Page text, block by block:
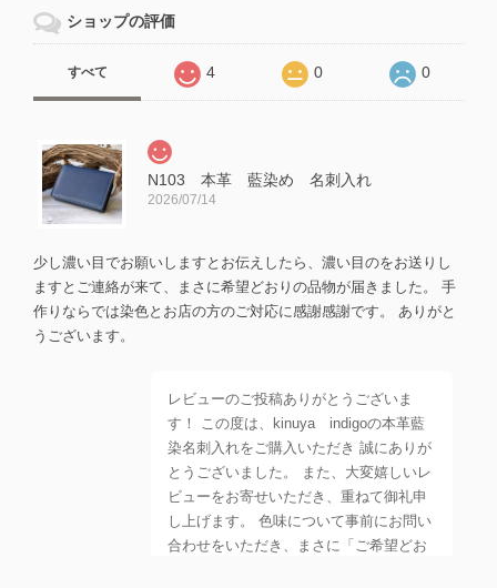
ショップの評価
すべて 4 0 0
N103 本革 藍染め 名刺入れ
2026/07/14
少し濃い目でお願いしますとお伝えしたら、濃い目のをお送りし
ますとご連絡が来て、まさに希望どおりの品物が届きました。 手
作りならでは染色とお店の方のご対応に感謝感謝です。 ありがと
うございます。
レビューのご投稿ありがとうございま
す！ この度は、kinuya indigoの本革藍
染名刺入れをご購入いただき 誠にありが
とうございました。 また、大変嬉しいレ
ビューをお寄せいただき、重ねて御礼申
し上げます。 色味について事前にお問い
合わせをいただき、まさに「ご希望どお